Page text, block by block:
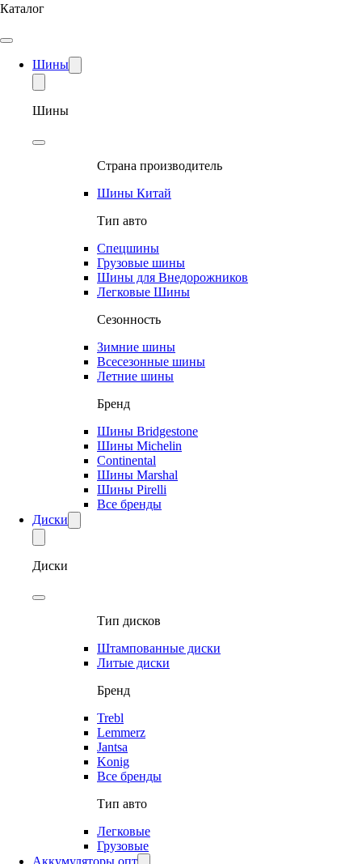
Каталог
Шины
Шины
Страна производитель
Шины Китай
Тип авто
Спецшины
Грузовые шины
Шины для Внедорожников
Легковые Шины
Сезонность
Зимние шины
Всесезонные шины
Летние шины
Бренд
Шины Bridgestone
Шины Michelin
Continental
Шины Marshal
Шины Pirelli
Все бренды
Диски
Диски
Тип дисков
Штампованные диски
Литые диски
Бренд
Trebl
Lemmerz
Jantsa
Konig
Все бренды
Тип авто
Легковые
Грузовые
Аккумуляторы опт